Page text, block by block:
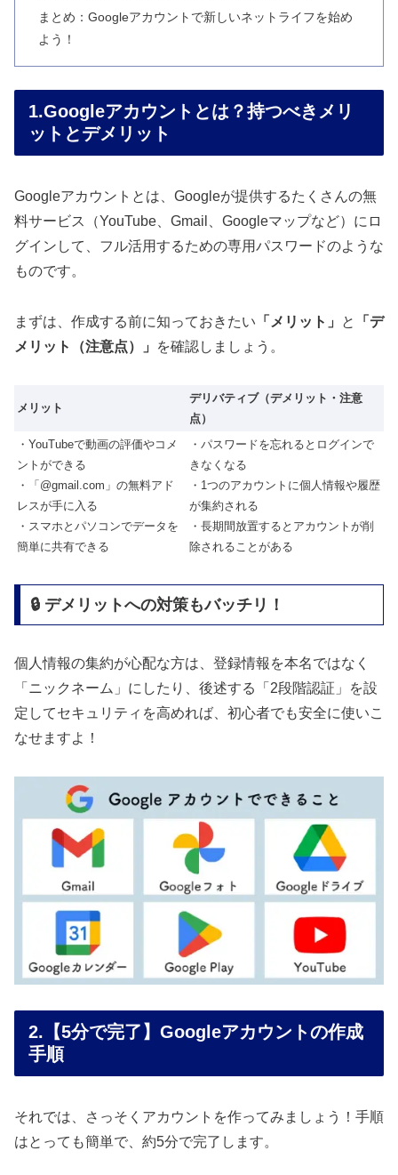
まとめ：Googleアカウントで新しいネットライフを始め
よう！
1.Googleアカウントとは？持つべきメリ
ットとデメリット
Googleアカウントとは、Googleが提供するたくさんの無
料サービス（YouTube、Gmail、Googleマップなど）にロ
グインして、フル活用するための専用パスワードのような
ものです。
まずは、作成する前に知っておきたい 「メリット」 と
「デ
メリット（注意点）」
を確認しましょう。
メリット
デリバティブ（デメリット・注意
点）
・YouTubeで動画の評価やコメ
ントができる
・「@gmail.com」の無料アド
レスが手に入る
・スマホとパソコンでデータを
簡単に共有できる
・パスワードを忘れるとログインで
きなくなる
・1つのアカウントに個人情報や履歴
が集約される
・長期間放置するとアカウントが削
除されることがある
🔒 デメリットへの対策もバッチリ！
個人情報の集約が心配な方は、登録情報を本名ではなく
「ニックネーム」にしたり、後述する「2段階認証」を設
定してセキュリティを高めれば、初心者でも安全に使いこ
なせますよ！
2.【5分で完了】Googleアカウントの作成
手順
それでは、さっそくアカウントを作ってみましょう！手順
はとっても簡単で、約5分で完了します。